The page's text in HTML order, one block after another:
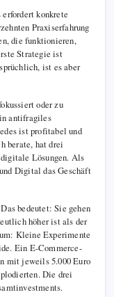
konkrete
Praxiserfahrung
die funktionieren,
Strategie ist
ist es aber
oder zu
antifragiles
ist profitabel und
berate, hat drei
Lösungen. Als
Digital das Geschäft
bedeutet: Sie gehen
höher ist als der
Kleine Experimente
Ein E-Commerce-
mit jeweils 5.000 Euro
Die drei